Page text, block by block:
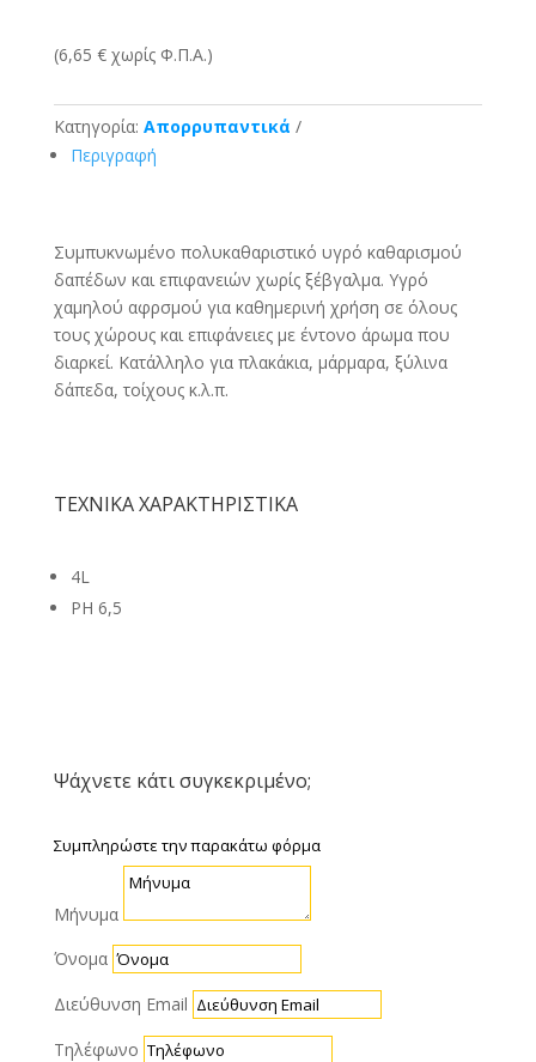
(6,65 € χωρίς Φ.Π.Α.)
Κατηγορία: Απορρυπαντικά
Περιγραφή
Συμπυκνωμένο πολυκαθαριστικό υγρό καθαρισμού
δαπέδων και επιφανειών χωρίς ξέβγαλμα. Υγρό
χαμηλού αφρσμού για καθημερινή χρήση σε όλους
τους χώρους και επιφάνειες με έντονο άρωμα που
διαρκεί. Κατάλληλο για πλακάκια, μάρμαρα, ξύλινα
δάπεδα, τοίχους κ.λ.π.
ΤΕΧΝΙΚΑ ΧΑΡΑΚΤΗΡΙΣΤΙΚΑ
4L
PH 6,5
Ψάχνετε κάτι συγκεκριμένο;
Συμπληρώστε την παρακάτω φόρμα
Μήνυμα
Όνομα
Διεύθυνση Email
Τηλέφωνο